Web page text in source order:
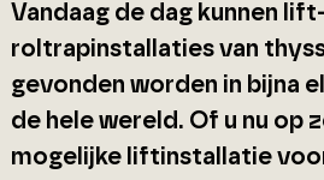
Vandaag de dag kunnen
roltrapinstallaties van
gevonden worden in bijna
de hele wereld. Of u nu op
mogelijke liftinstallatie